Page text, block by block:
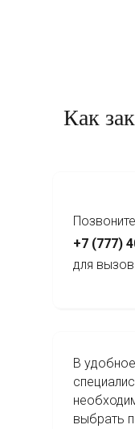
Как
В
выбрать
+7 (777)
для